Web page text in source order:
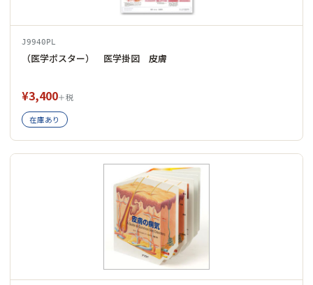
J9940PL
（医学ポスター） 医学掛図 皮膚
¥3,400＋税
在庫あり